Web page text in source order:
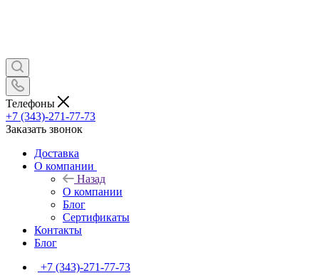
Телефоны
+7 (343)-271-77-73
Заказать звонок
Доставка
О компании
Назад
О компании
Блог
Сертификаты
Контакты
Блог
+7 (343)-271-77-73